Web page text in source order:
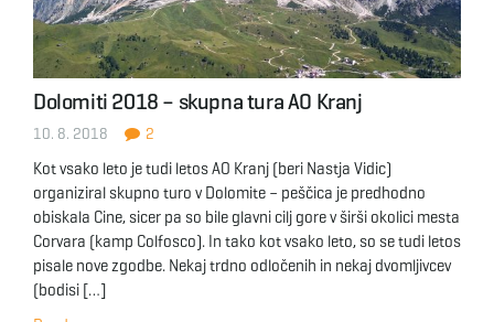
Dolomiti 2018 – skupna tura AO Kranj
10. 8. 2018 2
Kot vsako leto je tudi letos AO Kranj (beri Nastja Vidic)
organiziral skupno turo v Dolomite – peščica je predhodno
obiskala Cine, sicer pa so bile glavni cilj gore v širši okolici mesta
Corvara (kamp Colfosco). In tako kot vsako leto, so se tudi letos
pisale nove zgodbe. Nekaj trdno odločenih in nekaj dvomljivcev
(bodisi […]